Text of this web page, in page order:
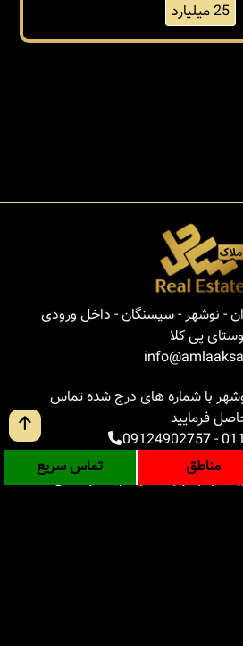
25 میلیارد
- نوشهر - سیسنگان - داخل ورودی
پی کلا
با شماره های درج شده تماس
فرمایید
-
09124902757
در نوشهر
خرید ویلا در شمال
مناطق تماس سریع